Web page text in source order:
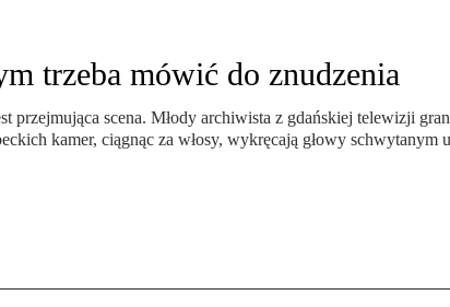
trzeba mówić do znudzenia
przejmująca scena. Młody archiwista z gdańskiej telewizji
kamer, ciągnąc za włosy, wykręcają głowy